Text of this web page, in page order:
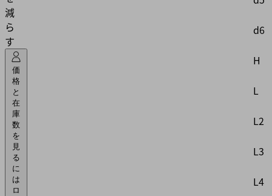
減
ら
す
価
格
と
在
庫
数
を
見
る
に
は
ロ
d6
H
L
L2
L3
L4